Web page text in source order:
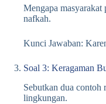
Mengapa
nafkah.
Kunci Jawaban:
Soal 3: Keragaman
Sebutkan dua contoh
lingkungan.